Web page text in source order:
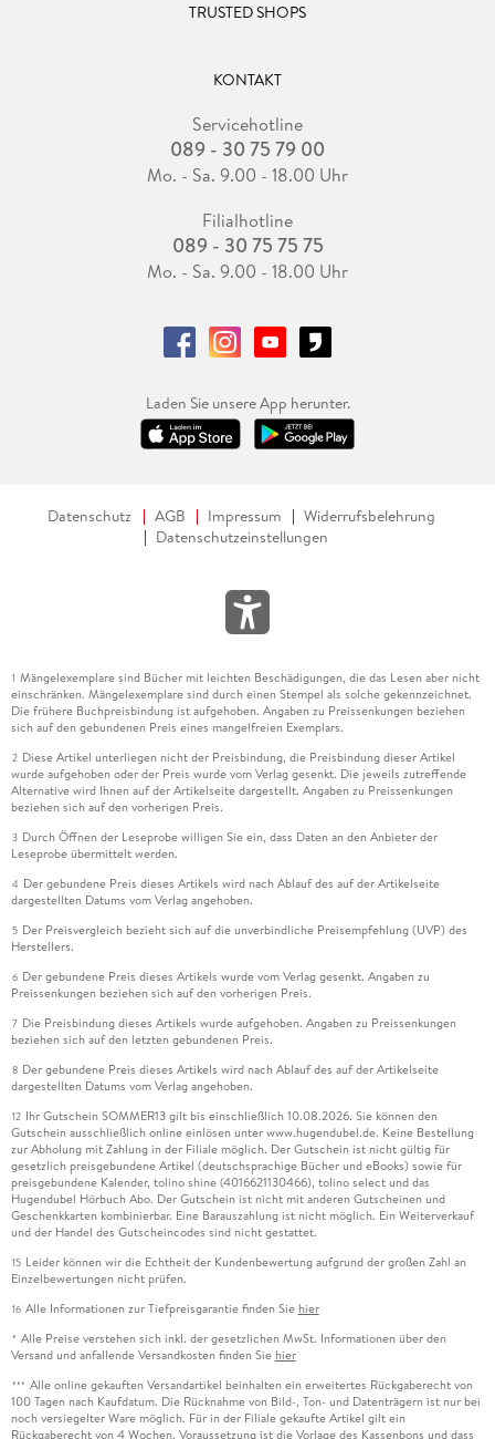
TRUSTED SHOPS
KONTAKT
Servicehotline
089 - 30 75 79 00
Mo. - Sa. 9.00 - 18.00 Uhr
Filialhotline
089 - 30 75 75 75
Mo. - Sa. 9.00 - 18.00 Uhr
Laden Sie unsere App herunter.
Datenschutz AGB Impressum
Widerrufsbelehrung
Datenschutzeinstellungen
1 Mängelexemplare sind Bücher mit leichten Beschädigungen, die das Lesen aber nicht
einschränken. Mängelexemplare sind durch einen Stempel als solche gekennzeichnet.
Die frühere Buchpreisbindung ist aufgehoben. Angaben zu Preissenkungen beziehen
sich auf den gebundenen Preis eines mangelfreien Exemplars.
2 Diese Artikel unterliegen nicht der Preisbindung, die Preisbindung dieser Artikel
wurde aufgehoben oder der Preis wurde vom Verlag gesenkt. Die jeweils zutreffende
Alternative wird Ihnen auf der Artikelseite dargestellt. Angaben zu Preissenkungen
beziehen sich auf den vorherigen Preis.
3 Durch Öffnen der Leseprobe willigen Sie ein, dass Daten an den Anbieter der
Leseprobe übermittelt werden.
4 Der gebundene Preis dieses Artikels wird nach Ablauf des auf der Artikelseite
dargestellten Datums vom Verlag angehoben.
5 Der Preisvergleich bezieht sich auf die unverbindliche Preisempfehlung (UVP) des
Herstellers.
6 Der gebundene Preis dieses Artikels wurde vom Verlag gesenkt. Angaben zu
Preissenkungen beziehen sich auf den vorherigen Preis.
7 Die Preisbindung dieses Artikels wurde aufgehoben. Angaben zu Preissenkungen
beziehen sich auf den letzten gebundenen Preis.
8 Der gebundene Preis dieses Artikels wird nach Ablauf des auf der Artikelseite
dargestellten Datums vom Verlag angehoben.
12 Ihr Gutschein SOMMER13 gilt bis einschließlich 10.08.2026. Sie können den
Gutschein ausschließlich online einlösen unter www.hugendubel.de. Keine Bestellung
zur Abholung mit Zahlung in der Filiale möglich. Der Gutschein ist nicht gültig für
gesetzlich preisgebundene Artikel (deutschsprachige Bücher und eBooks) sowie für
preisgebundene Kalender, tolino shine (4016621130466), tolino select und das
Hugendubel Hörbuch Abo. Der Gutschein ist nicht mit anderen Gutscheinen und
Geschenkkarten kombinierbar. Eine Barauszahlung ist nicht möglich. Ein Weiterverkauf
und der Handel des Gutscheincodes sind nicht gestattet.
15 Leider können wir die Echtheit der Kundenbewertung aufgrund der großen Zahl an
Einzelbewertungen nicht prüfen.
16 Alle Informationen zur Tiefpreisgarantie finden Sie hier
* Alle Preise verstehen sich inkl. der gesetzlichen MwSt. Informationen über den
Versand und anfallende Versandkosten finden Sie hier
*** Alle online gekauften Versandartikel beinhalten ein erweitertes Rückgaberecht von
100 Tagen nach Kaufdatum. Die Rücknahme von Bild-, Ton- und Datenträgern ist nur bei
noch versiegelter Ware möglich. Für in der Filiale gekaufte Artikel gilt ein
Rückgaberecht von 4 Wochen. Voraussetzung ist die Vorlage des Kassenbons und dass